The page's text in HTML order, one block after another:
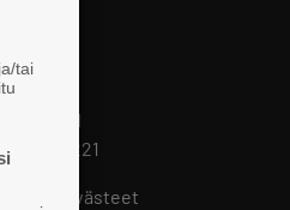
09 229 221
ja evästeet
tai